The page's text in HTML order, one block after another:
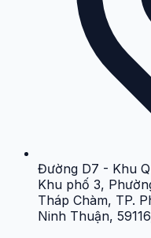
Đường D7 - Khu
Khu phố 3,
Tháp Chàm, TP.
Ninh Thuận,